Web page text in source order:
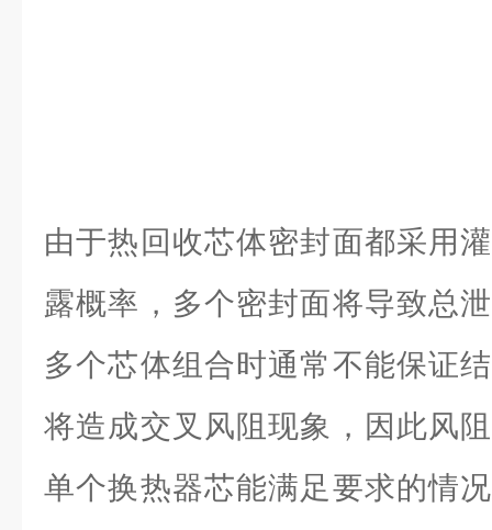
由于热回收芯体密封面都采用
露概率，多个密封面将导致总
多个芯体组合时通常不能保证
将造成交叉风阻现象，因此风
单个换热器芯能满足要求的情